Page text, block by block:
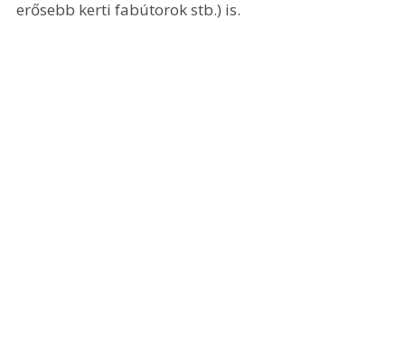
erősebb kerti fabútorok stb.) is.